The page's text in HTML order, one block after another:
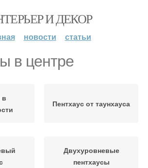
И ДЕКОР
новости статьи
в центре
в
Пентхаус от таунхауса
Двухуровневые
пентхаусы